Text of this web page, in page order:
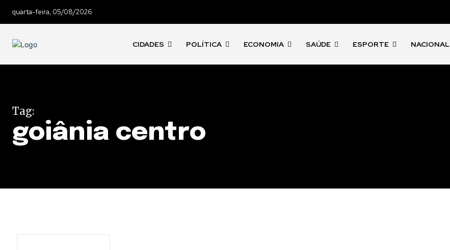
quarta-feira, 05/08/2026
CIDADES POLÍTICA ECONOMIA SAÚDE ESPORTE NACIONAL
Tag:
goiânia centro